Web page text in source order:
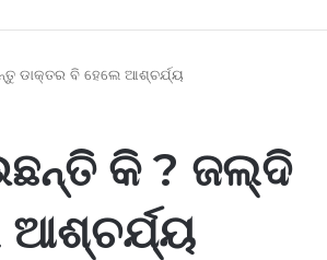
ଡାକ୍ତର ବି ହେଲେ ଆଶ୍ଚର୍ଯ୍ୟ
କି ? ଜଲ୍ଦି
ଆଶ୍ଚର୍ଯ୍ୟ